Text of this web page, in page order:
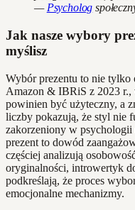
— Psycholog
Jak nasze wybory
myślisz
Wybór prezentu to nie tylko
Amazon & IBRiS z 2023 r.,
powinien być użyteczny, a
liczby pokazują, że styl nie
zakorzeniony w
prezent to dowód
częściej analizują
oryginalności, introwertyk
podkreślają, że proces
emocjonalne mechanizmy.